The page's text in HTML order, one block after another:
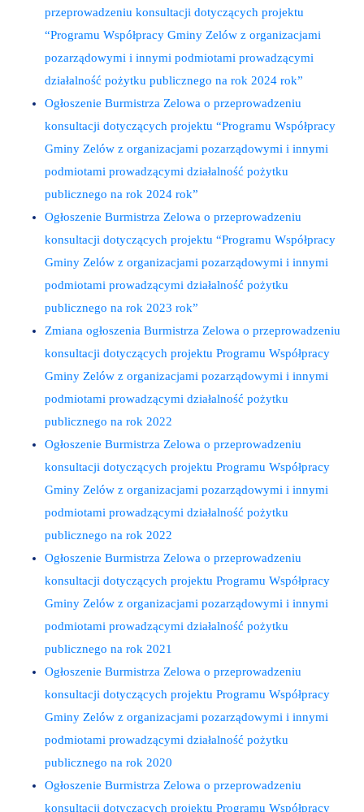
przeprowadzeniu konsultacji dotyczących projektu
“Programu Współpracy Gminy Zelów z organizacjami
pozarządowymi i innymi podmiotami prowadzącymi
działalność pożytku publicznego na rok 2024 rok”
Ogłoszenie Burmistrza Zelowa o przeprowadzeniu
konsultacji dotyczących projektu “Programu Współpracy
Gminy Zelów z organizacjami pozarządowymi i innymi
podmiotami prowadzącymi działalność pożytku
publicznego na rok 2024 rok”
Ogłoszenie Burmistrza Zelowa o przeprowadzeniu
konsultacji dotyczących projektu “Programu Współpracy
Gminy Zelów z organizacjami pozarządowymi i innymi
podmiotami prowadzącymi działalność pożytku
publicznego na rok 2023 rok”
Zmiana ogłoszenia Burmistrza Zelowa o przeprowadzeniu
konsultacji dotyczących projektu Programu Współpracy
Gminy Zelów z organizacjami pozarządowymi i innymi
podmiotami prowadzącymi działalność pożytku
publicznego na rok 2022
Ogłoszenie Burmistrza Zelowa o przeprowadzeniu
konsultacji dotyczących projektu Programu Współpracy
Gminy Zelów z organizacjami pozarządowymi i innymi
podmiotami prowadzącymi działalność pożytku
publicznego na rok 2022
Ogłoszenie Burmistrza Zelowa o przeprowadzeniu
konsultacji dotyczących projektu Programu Współpracy
Gminy Zelów z organizacjami pozarządowymi i innymi
podmiotami prowadzącymi działalność pożytku
publicznego na rok 2021
Ogłoszenie Burmistrza Zelowa o przeprowadzeniu
konsultacji dotyczących projektu Programu Współpracy
Gminy Zelów z organizacjami pozarządowymi i innymi
podmiotami prowadzącymi działalność pożytku
publicznego na rok 2020
Ogłoszenie Burmistrza Zelowa o przeprowadzeniu
konsultacji dotyczących projektu Programu Współpracy